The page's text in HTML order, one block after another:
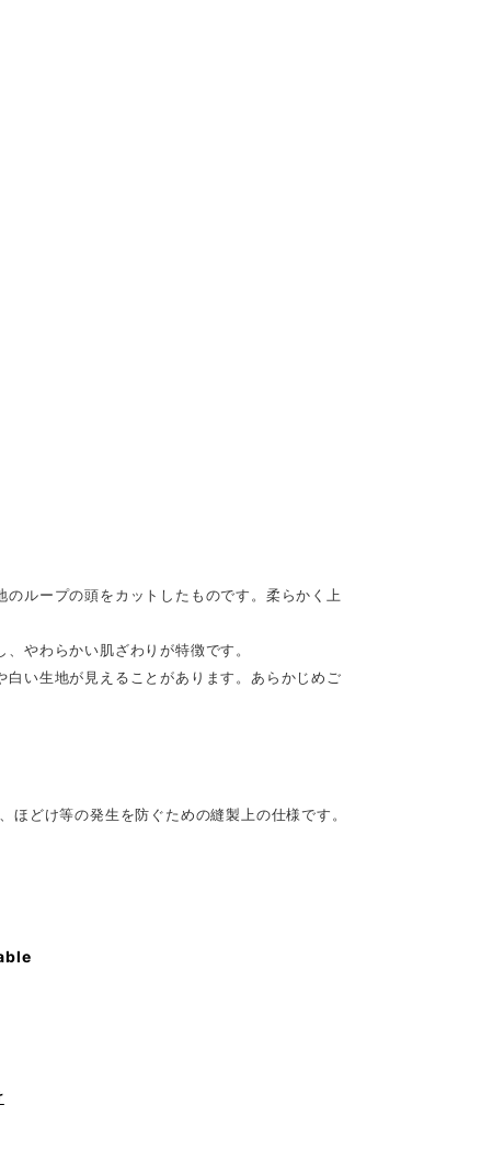
ループの頭をカットしたものです。柔らかく上
やわらかい肌ざわりが特徴です。
い生地が見えることがあります。あらかじめご
どけ等の発生を防ぐための縫製上の仕様です。